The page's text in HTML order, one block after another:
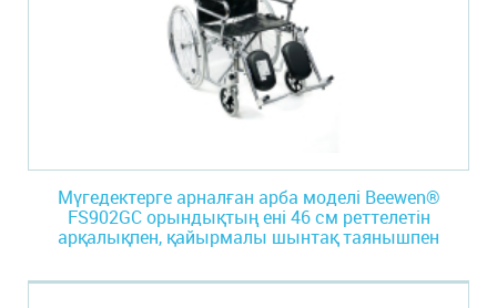
Мүгедектерге арналған арба моделі Beewen®
FS902GC орындықтың ені 46 см реттелетін
арқалықпен, қайырмалы шынтақ таянышпен